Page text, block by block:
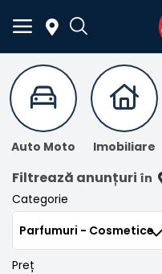
ADAUGĂ
ANUNȚ
Meniu Principal
Categorii
Auto Moto Imobiliare
Filtrează anunțuri în
Categorie
Preț